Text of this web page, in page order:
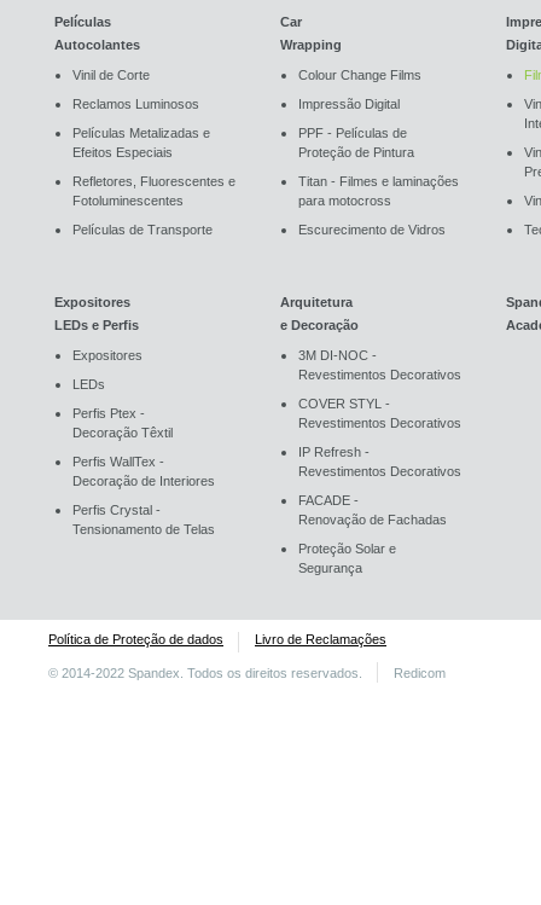
Películas
Autocolantes
Vinil de Corte
Reclamos Luminosos
Películas Metalizadas e
Efeitos Especiais
Refletores, Fluorescentes e
Fotoluminescentes
Películas de Transporte
Car
Wrapping
Colour Change Films
Impressão Digital
PPF - Películas de
Proteção de Pintura
Titan - Filmes e laminações
para motocross
Escurecimento de Vidros
Expositores
LEDs e Perfis
Expositores
LEDs
Perfis Ptex -
Decoração Têxtil
Perfis WallTex -
Decoração de Interiores
Perfis Crystal -
Tensionamento de Telas
Arquitetura
e Decoração
3M DI-NOC -
Revestimentos Decorativos
COVER STYL -
Revestimentos Decorativos
IP Refresh -
Revestimentos Decorativos
FACADE -
Renovação de Fachadas
Proteção Solar e
Segurança
Política de Proteção de dados Livro de Reclamações
© 2014-2022 Spandex. Todos os direitos reservados. Redicom